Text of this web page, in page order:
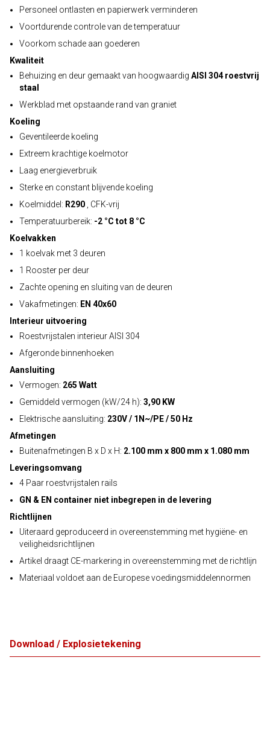
Personeel ontlasten en papierwerk verminderen
Voortdurende controle van de temperatuur
Voorkom schade aan goederen
Kwaliteit
Behuizing en deur gemaakt van hoogwaardig AISI 304 roestvrij
staal
Werkblad met opstaande rand van graniet
Koeling
Geventileerde koeling
Extreem krachtige koelmotor
Laag energieverbruik
Sterke en constant blijvende koeling
Koelmiddel: R290 , CFK-vrij
Temperatuurbereik: -2 °C tot 8 °C
Koelvakken
1 koelvak met 3 deuren
1 Rooster per deur
Zachte opening en sluiting van de deuren
Vakafmetingen: EN 40x60
Interieur uitvoering
Roestvrijstalen interieur AISI 304
Afgeronde binnenhoeken
Aansluiting
Vermogen: 265 Watt
Gemiddeld vermogen (kW/24 h): 3,90 KW
Elektrische aansluiting: 230V / 1N~/PE / 50 Hz
Afmetingen
Buitenafmetingen B x D x H: 2.100 mm x 800 mm x 1.080 mm
Leveringsomvang
4 Paar roestvrijstalen rails
GN & EN container niet inbegrepen in de levering
Richtlijnen
Uiteraard geproduceerd in overeenstemming met hygiëne- en
veiligheidsrichtlijnen
Artikel draagt CE-markering in overeenstemming met de richtlijn
Materiaal voldoet aan de Europese voedingsmiddelennormen
Download / Explosietekening